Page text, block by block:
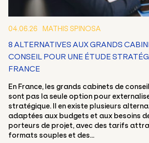
04.06.26 MATHIS SPINOSA
8 ALTERNATIVES AUX GRANDS
CONSEIL POUR UNE ÉTUDE
FRANCE
En France, les grands cabinets de
sont pas la seule option pour
stratégique. Il en existe plusieurs
adaptées aux budgets et aux besoins
porteurs de projet, avec des tarifs
formats souples et des...